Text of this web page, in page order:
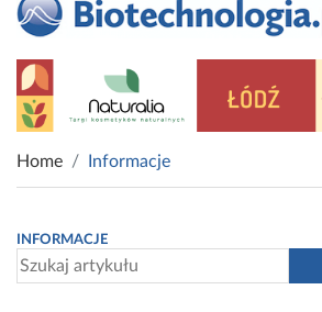
Home Informacje
INFORMACJE